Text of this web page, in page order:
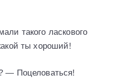
такого ласкового
ты хороший!
— Поцеловаться!